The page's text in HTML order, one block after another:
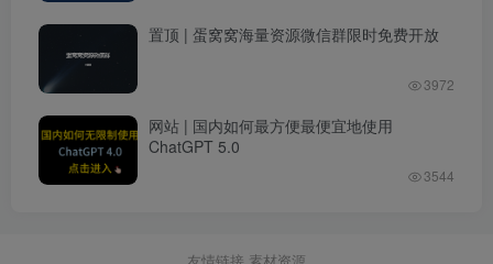
置顶 | 蛋窝窝海量资源微信群限时免费开放
3972
网站 | 国内如何最方便最便宜地使用
ChatGPT 5.0
3544